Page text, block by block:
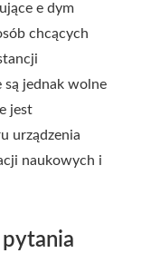
e dym
chcących
są jednak wolne
jest
urządzenia
naukowych i
pytania